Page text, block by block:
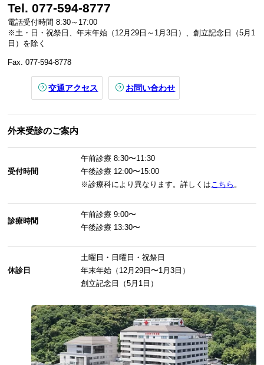
Tel. 077-594-8777
電話受付時間 8:30～17:00
※土・日・祝祭日、年末年始（12月29日～1月3日）、創立記念日（5月1
日）を除く
Fax. 077-594-8778
交通アクセス お問い合わせ
外来受診のご案内
受付時間
午前診療8:30〜11:30
午後診療 12:00〜15:00
※診療科により異なります。詳しくはこちら 。
診療時間
午前診療9:00〜
午後診療 13:30〜
休診日
土曜日・日曜日・祝祭日
年末年始（12月29日〜1月3日）
創立記念日（5月1日）